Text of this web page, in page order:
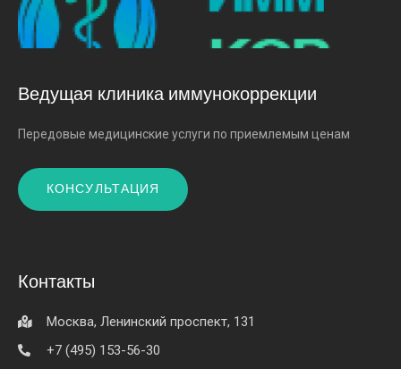
Ведущая клиника иммунокоррекции
Передовые медицинские услуги по приемлемым ценам
КОНСУЛЬТАЦИЯ
Контакты
Москва, Ленинский проспект, 131
+7 (495) 153-56-30